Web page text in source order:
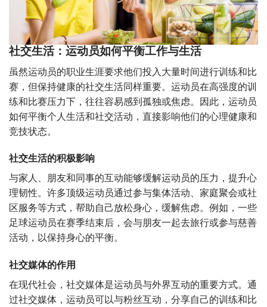
社交生活：运动员如何平衡工作与生活
虽然运动员的职业生涯要求他们投入大量时间进行训练和比
赛，但保持健康的社交生活同样重要。运动员在高强度的训
练和比赛压力下，往往容易感到孤独或焦虑。因此，运动员
如何平衡个人生活和社交活动，直接影响他们的心理健康和
竞技状态。
社交生活的积极影响
与家人、朋友和同事的互动能够缓解运动员的压力，提升心
理韧性。许多顶级运动员通过参与集体活动、家庭聚会或社
区服务等方式，帮助自己放松身心，缓解焦虑。例如，一些
足球运动员在赛季结束后，会与朋友一起去旅行或参与慈善
活动，以保持身心的平衡。
社交媒体的作用
在现代社会，社交媒体是运动员与外界互动的重要方式。通
过社交媒体，运动员可以与粉丝互动，分享自己的训练和比